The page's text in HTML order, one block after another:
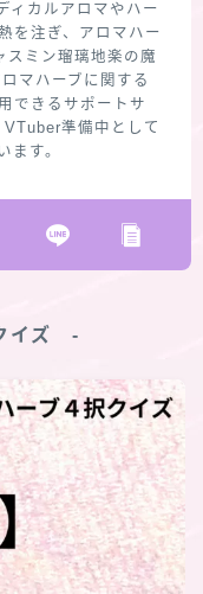
ィカルアロマやハー
を注ぎ、アロマハー
スミン瑠璃地楽の魔
マハーブに関する
できるサポートサ
準備中として
ます。
イズ ‐